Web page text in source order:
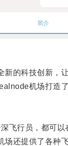
简介
科技创新，让
机场打造了
行员，都可以
提供了各种飞